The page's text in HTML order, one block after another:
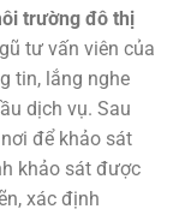
trường đô thị
tư vấn viên của
tin, lắng nghe
dịch vụ. Sau
để khảo sát
khảo sát được
xác định